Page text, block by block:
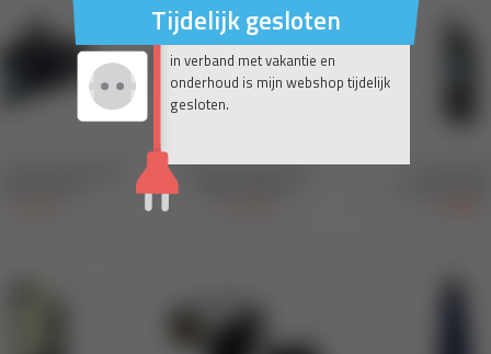
Tijdelijk gesloten
in verband met vakantie en
onderhoud is mijn webshop tijdelijk
gesloten.